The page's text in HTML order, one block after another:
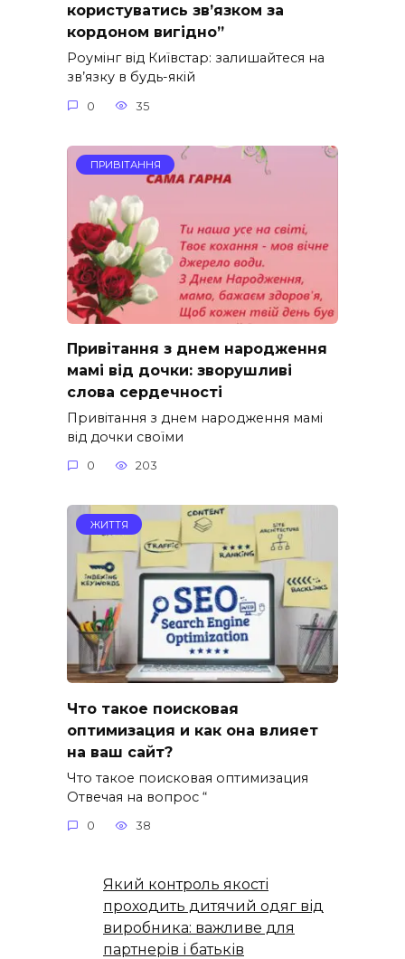
користуватись зв’язком за
кордоном вигідно”
Роумінг від Київстар: залишайтеся на
зв’язку в будь-якій
0 35
ПРИВІТАННЯ
Привітання з днем народження
мамі від дочки: зворушливі
слова сердечності
Привітання з днем народження мамі
від дочки своїми
0 203
ЖИТТЯ
Что такое поисковая
оптимизация и как она влияет
на ваш сайт?
Что такое поисковая оптимизация
Отвечая на вопрос “
0 38
Який контроль якості
проходить дитячий одяг від
виробника: важливе для
партнерів і батьків